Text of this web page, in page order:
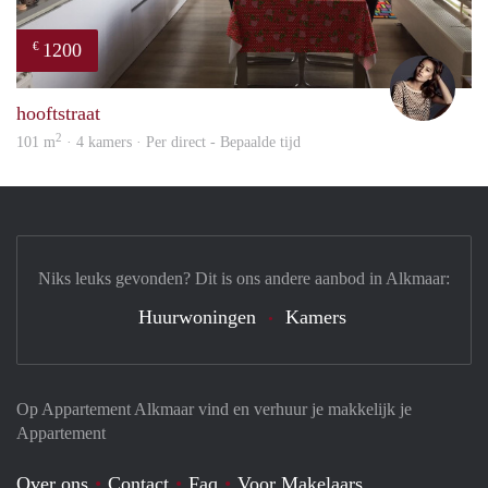
€ 1200
hooftstraat
101 m2 · 4 kamers · Per direct - Bepaalde tijd
Op Appartement Alkmaar vind en verhuur je makkelijk je
Appartement
Over ons Contact Faq Voor Makelaars
Niks leuks gevonden? Dit is ons andere aanbod in Alkmaar:
Huurwoningen Kamers